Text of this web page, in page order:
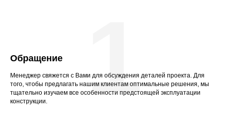
Обращение
Менеджер свяжется с Вами для обсуждения деталей проекта. Для
того, чтобы предлагать нашим клиентам оптимальные решения, мы
тщательно изучаем все особенности предстоящей эксплуатации
конструкции.
1